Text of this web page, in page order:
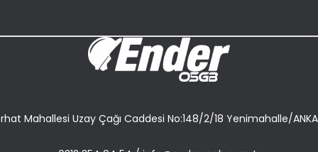
Mahallesi Uzay Çağı Caddesi No:148/2/18 Yenimahalle/